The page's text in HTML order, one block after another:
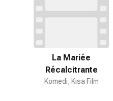
La Mariée
Récalcitrante
Komedi, Kısa Film